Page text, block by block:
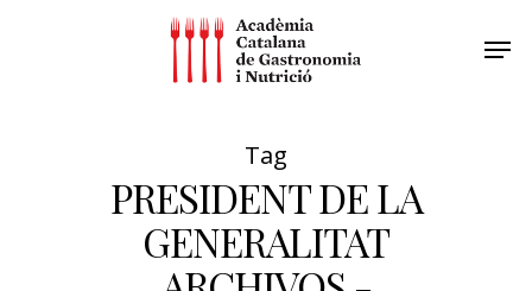
Tag
PRESIDENT DE LA
GENERALITAT